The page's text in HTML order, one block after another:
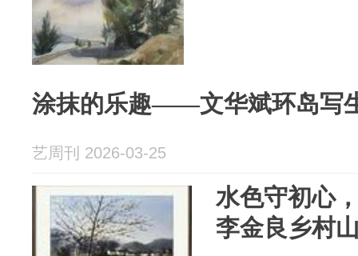
涂抹的乐趣——文华斌环岛写
艺周刊 2026-03-25
水色守初心
李金良乡村